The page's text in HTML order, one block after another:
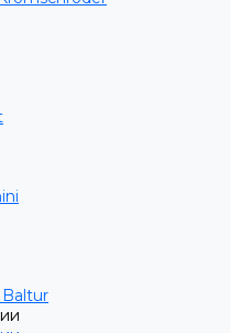
Baltur